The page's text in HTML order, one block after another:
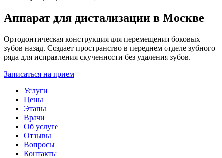
Аппарат для дистализации в Москве
Ортодонтическая конструкция для перемещения боковых
зубов назад. Создает пространство в переднем отделе зубного
ряда для исправления скученности без удаления зубов.
Записаться на прием
Услуги
Цены
Этапы
Врачи
Об услуге
Отзывы
Вопросы
Контакты